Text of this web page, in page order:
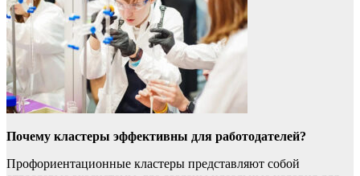
Почему кластеры эффективны для работодателей?
Профориентационные кластеры представляют собой